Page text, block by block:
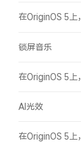
在OriginOS 5上
锁屏音乐
在OriginOS 5上
AI光效
在OriginOS 5上